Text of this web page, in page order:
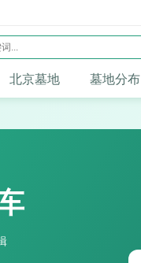
北京墓地 墓地分布